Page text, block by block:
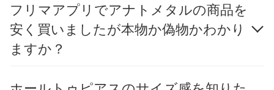
フリマアプリでアナトメタルの商品を
安く買いましたが本物か偽物かわかり
ますか？